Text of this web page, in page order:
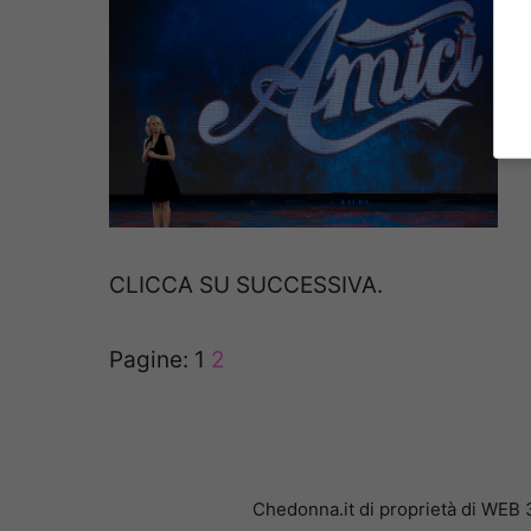
CLICCA SU SUCCESSIVA.
Pagine: 1 2
Chedonna.it di proprietà di WEB